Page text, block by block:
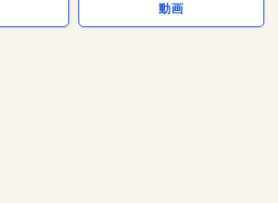
動画